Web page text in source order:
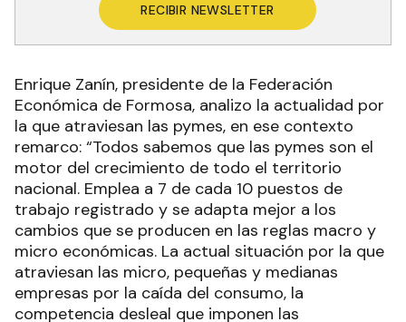
RECIBIR NEWSLETTER
Enrique Zanín, presidente de la Federación
Económica de Formosa, analizo la actualidad por
la que atraviesan las pymes, en ese contexto
remarco: “Todos sabemos que las pymes son el
motor del crecimiento de todo el territorio
nacional. Emplea a 7 de cada 10 puestos de
trabajo registrado y se adapta mejor a los
cambios que se producen en las reglas macro y
micro económicas. La actual situación por la que
atraviesan las micro, pequeñas y medianas
empresas por la caída del consumo, la
competencia desleal que imponen las